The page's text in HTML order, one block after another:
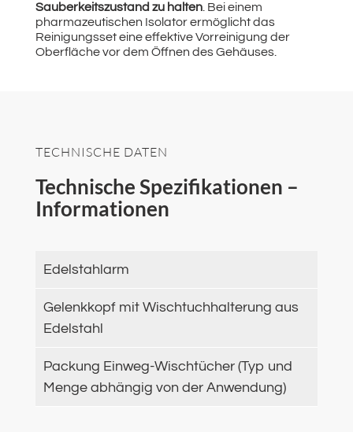
Sauberkeitszustand zu halten. Bei einem
pharmazeutischen Isolator ermöglicht das
Reinigungsset eine effektive Vorreinigung der
Oberfläche vor dem Öffnen des Gehäuses.
TECHNISCHE DATEN
Technische Spezifikationen –
Informationen
Edelstahlarm
Gelenkkopf mit Wischtuchhalterung aus
Edelstahl
Packung Einweg-Wischtücher (Typ und
Menge abhängig von der Anwendung)